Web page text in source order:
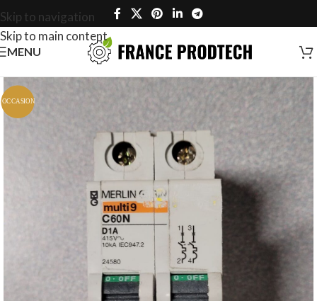
Skip to navigation
Skip to main content
MENU